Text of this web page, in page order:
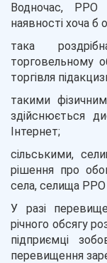
Водночас, РРО
наявності хоча б
така
торговельному
торгівля
такими
здійснюється
Інтернет;
сільськими,
рішення про
села, селища
У разі
річного обсягу
підприємці
перевищення